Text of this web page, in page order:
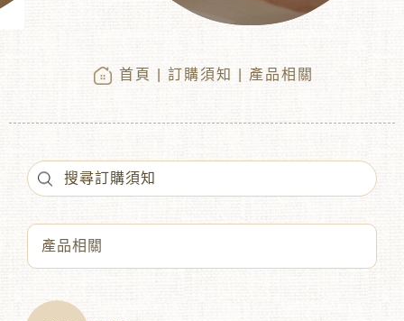
首頁 訂購須知 | 產品相關